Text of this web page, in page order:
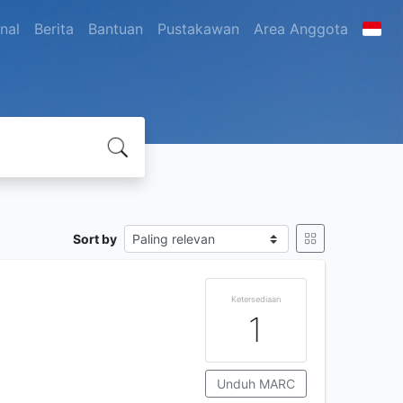
Berita Bantuan Pustakawan Area Anggota
Sort by
Ketersediaan
1
Unduh MARC